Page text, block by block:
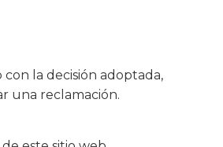
la decisión adoptada,
una reclamación.